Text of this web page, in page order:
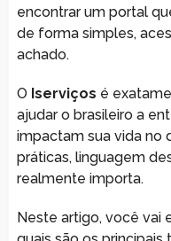
encontrar um portal
de forma simples,
achado.
O Iserviços é
ajudar o brasileiro a
impactam sua vida no
práticas, linguagem
realmente importa.
Neste artigo, você vai